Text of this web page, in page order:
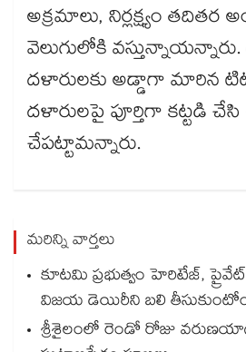
అక్రమాలు, నిర్లక్ష్యం తదితర
వెలుగులోకి
దళారులకు అడ్డాగా మారిన
దళారులపై పూర్తిగా కట్టడి చేసి
చేపట్టామన్నారు.
మరిన్ని వార్తలు
కూటమి ప్రభుత్వం హెరిటేజ్,
విజయ డెయిరీని బలి
శ్రీశైలంలో రెండో రోజు